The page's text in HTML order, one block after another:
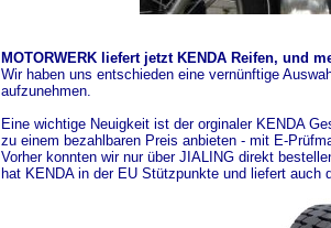
MOTORWERK liefert jetzt KENDA Reifen, und
Wir haben uns entschieden eine vernünftige
aufzunehmen.
Eine wichtige Neuigkeit ist der orginaler KENDA
zu einem bezahlbaren Preis anbieten - mit E-
Vorher konnten wir nur über JIALING direkt
hat KENDA in der EU Stützpunkte und liefert auch